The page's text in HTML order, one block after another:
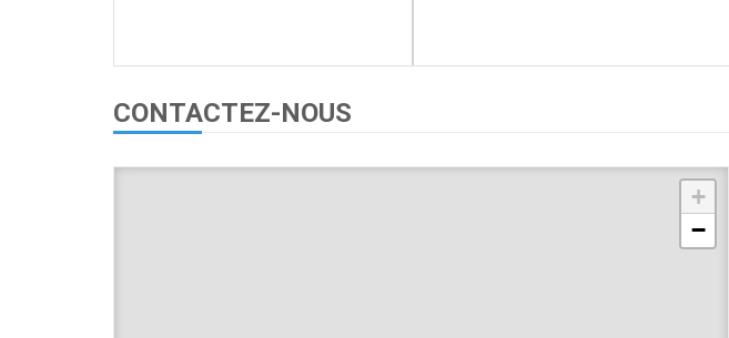
CONTACTEZ-NOUS
+
−